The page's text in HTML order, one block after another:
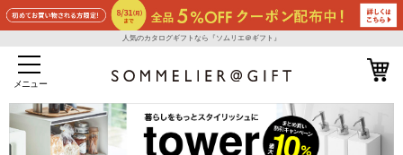
人気のカタログギフトなら『ソムリエ＠ギフト』
メニュー